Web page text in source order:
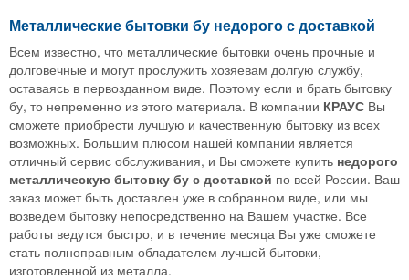
Металлические бытовки бу недорого с доставкой
Всем известно, что металлические бытовки очень прочные и
долговечные и могут прослужить хозяевам долгую службу,
оставаясь в первозданном виде. Поэтому если и брать бытовку
бу, то непременно из этого материала. В компании КРАУС Вы
сможете приобрести лучшую и качественную бытовку из всех
возможных. Большим плюсом нашей компании является
отличный сервис обслуживания, и Вы сможете купить недорого
металлическую бытовку бу с доставкой по всей России. Ваш
заказ может быть доставлен уже в собранном виде, или мы
возведем бытовку непосредственно на Вашем участке. Все
работы ведутся быстро, и в течение месяца Вы уже сможете
стать полноправным обладателем лучшей бытовки,
изготовленной из металла.